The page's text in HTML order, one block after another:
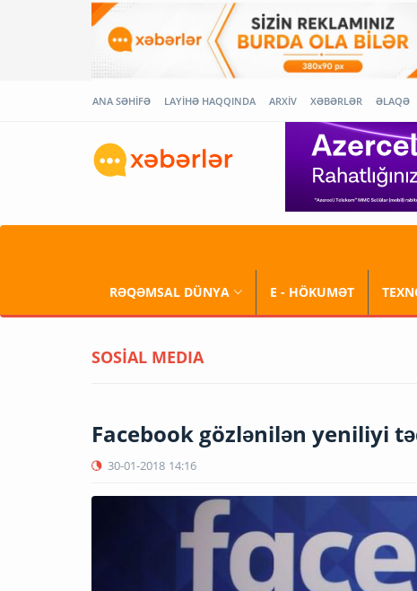
ANA SƏHİFƏ LAYİHƏ HAQQINDA ARXİV XƏBƏRLƏR ƏLAQƏ
RƏQƏMSAL DÜNYA E - HÖKUMƏT
SOSİAL MEDIA
Facebook gözlənilən yeniliyi
30-01-2018 14:16